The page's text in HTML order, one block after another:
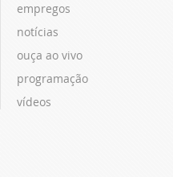
empregos
notícias
ouça ao vivo
programação
vídeos